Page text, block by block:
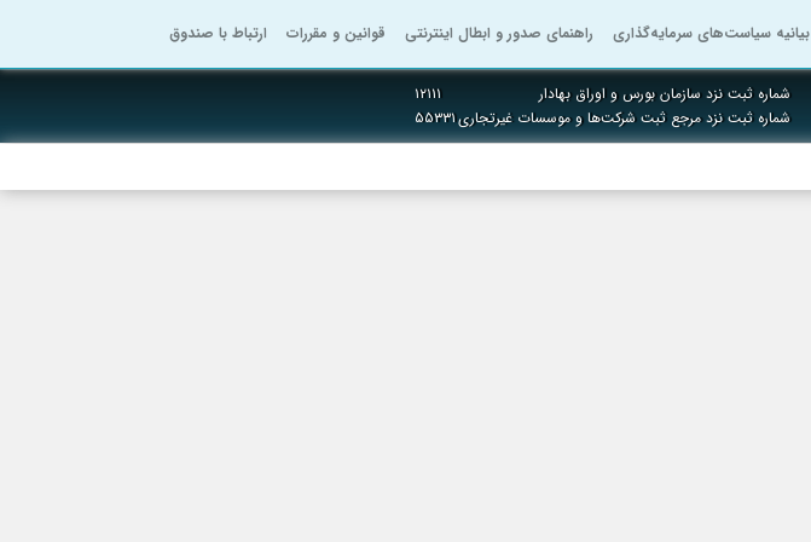
بیانیه سیاست‌های سرمایه‌گذاری راهنمای صدور و ابطال اینترنتی قوانین و مقررات ارتباط با صندوق
شماره ثبت نزد سازمان بورس و اوراق بهادار
۱۲۱۱۱
شماره ثبت نزد مرجع ثبت شرکت‌ها و موسسات غیرتجاری۵۵۳۳۱